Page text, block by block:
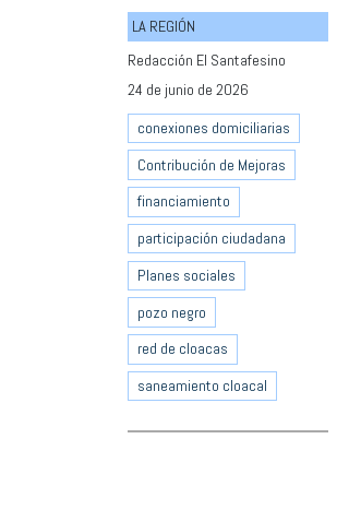
LA REGIÓN
Redacción El Santafesino
24 de junio de 2026
conexiones domiciliarias
Contribución de Mejoras
financiamiento
participación ciudadana
Planes sociales
pozo negro
red de cloacas
saneamiento cloacal